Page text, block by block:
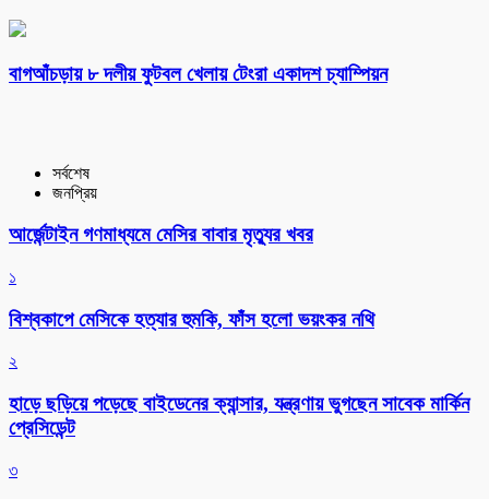
বাগআঁচড়ায় ৮ দলীয় ফুটবল খেলায় টেংরা একাদশ চ্যাম্পিয়ন
সর্বশেষ
জনপ্রিয়
আর্জেন্টাইন গণমাধ্যমে মেসির বাবার মৃত্যুর খবর
১
বিশ্বকাপে মেসিকে হত্যার হুমকি, ফাঁস হলো ভয়ংকর নথি
২
হাড়ে ছড়িয়ে পড়েছে বাইডেনের ক্যান্সার, যন্ত্রণায় ভুগছেন সাবেক মার্কিন
প্রেসিডেন্ট
৩